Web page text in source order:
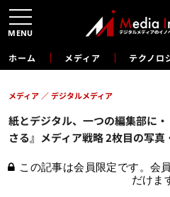
ホーム メディア テクノロ
紙とデジタル、一つの編集部に
さる』メディア戦略 2枚目の写真
メディア デジタルメディア
この記事は会員限定です。会
だけま
MENU